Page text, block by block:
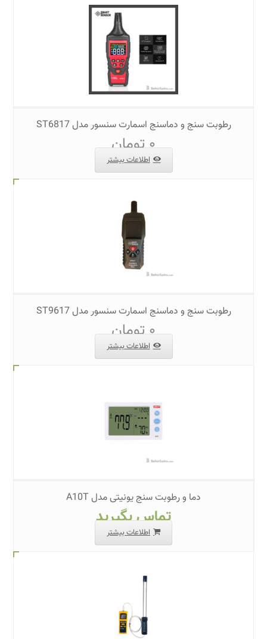
رطوبت سنج و دماسنج اسمارت سنسور مدل ST6817
۰تومان
اطلاعات بیشتر
رطوبت سنج و دماسنج اسمارت سنسور مدل ST9617
۰تومان
اطلاعات بیشتر
دما و رطوبت سنج یونیتی مدل A10T
تماس بگیرید
اطلاعات بیشتر